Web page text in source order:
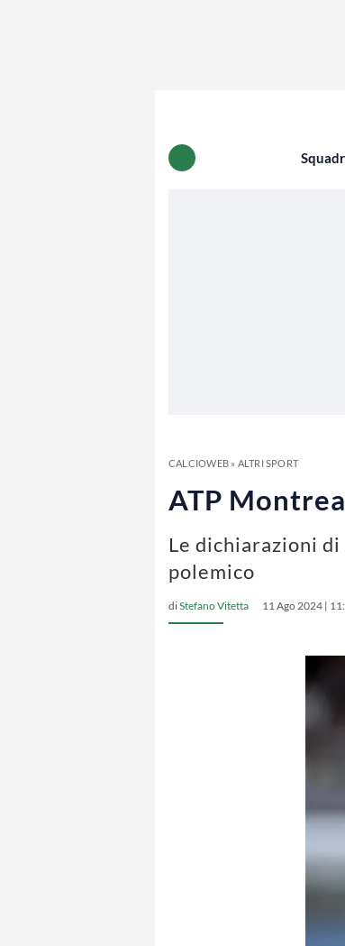
CALCIOWEB» ALTRI SPORT
ATP
Le dichiarazioni
polemico
diStefano Vitetta 11 Ago 2024 |